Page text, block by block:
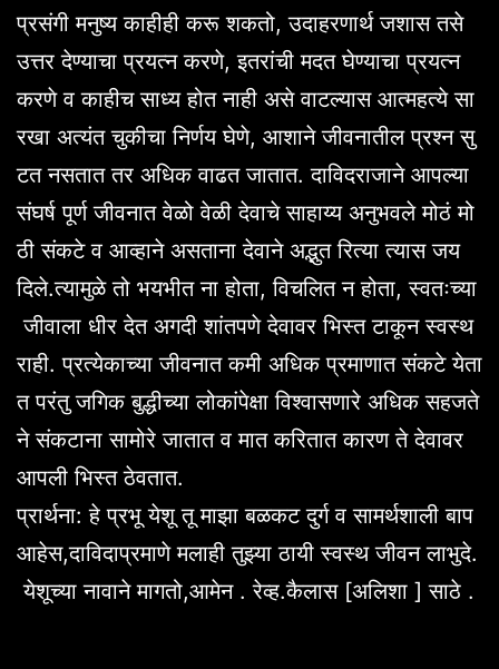
प्रसंगी मनुष्य काहीही करू शकतो, उदाहरणार्थ जशास तसे
उत्तर देण्याचा प्रयत्न करणे, इतरांची मदत घेण्याचा प्रयत्न
करणे व काहीच साध्य होत नाही असे वाटल्यास आत्महत्ये सा
रखा अत्यंत चुकीचा निर्णय घेणे, आशाने जीवनातील प्रश्न सु
टत नसतात तर अधिक वाढत जातात. दाविदराजाने आपल्या
संघर्ष पूर्ण जीवनात वेळो वेळी देवाचे साहाय्य अनुभवले मोठं मो
ठी संकटे व आव्हाने असताना देवाने अद्भुत रित्या त्यास जय
दिले.त्यामुळे तो भयभीत ना होता, विचलित न होता, स्वतःच्या
जीवाला धीर देत अगदी शांतपणे देवावर भिस्त टाकून स्वस्थ
राही. प्रत्येकाच्या जीवनात कमी अधिक प्रमाणात संकटे येता
त परंतु जगिक बुद्धीच्या लोकांपेक्षा विश्वासणारे अधिक सहजते
ने संकटाना सामोरे जातात व मात करितात कारण ते देवावर
आपली भिस्त ठेवतात.
प्रार्थना: हे प्रभू येशू तू माझा बळकट दुर्ग व सामर्थशाली बाप
आहेस,दाविदाप्रमाणे मलाही तुझ्या ठायी स्वस्थ जीवन लाभुदे.
येशूच्या नावाने मागतो,आमेन . रेव्ह.कैलास [अलिशा ] साठे .